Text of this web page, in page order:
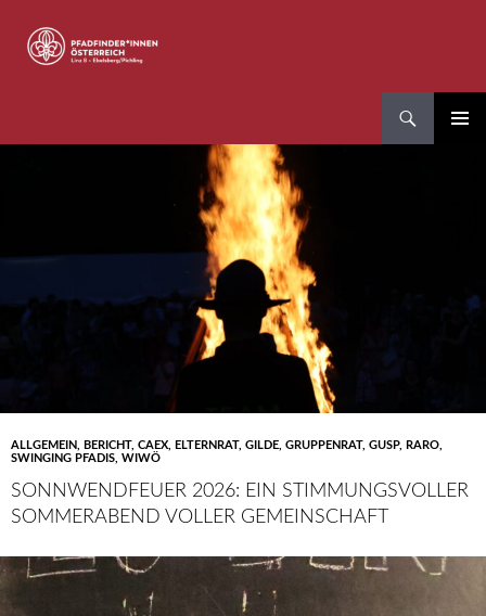
Inhalt
springen
ALLGEMEIN BERICHT, CAEX ELTERNRAT, GILDE GRUPPENRAT, GUSP, RARO
SWINGING PFADIS WIWÖ
SONNWENDFEUER 2026: EIN STIMMUNGSVOLLER
SOMMERABEND VOLLER GEMEINSCHAFT